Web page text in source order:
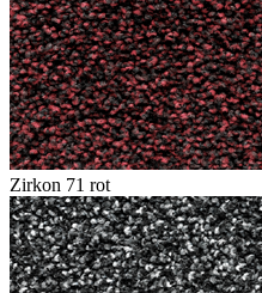
Zirkon 71 rot